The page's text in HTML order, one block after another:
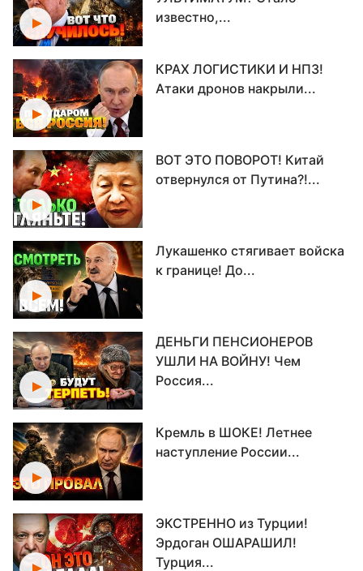
известно,...
КРАХ ЛОГИСТИКИ И НПЗ!
Атаки дронов накрыли...
ВОТ ЭТО ПОВОРОТ! Китай
отвернулся от Путина?!...
Лукашенко стягивает войска
к границе! До...
ДЕНЬГИ ПЕНСИОНЕРОВ
УШЛИ НА ВОЙНУ! Чем
Россия...
Кремль в ШОКЕ! Летнее
наступление России...
ЭКСТРЕННО из Турции!
Эрдоган ОШАРАШИЛ!
Турция...